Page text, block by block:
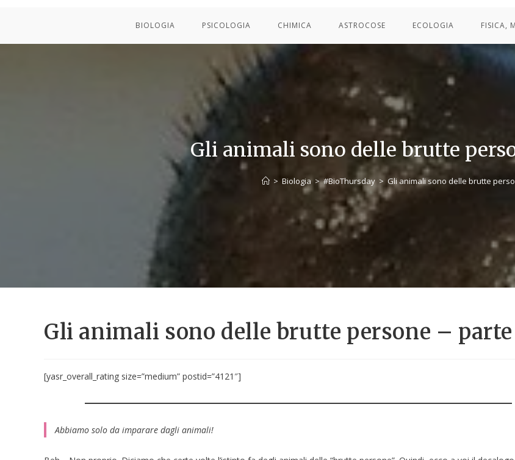
BIOLOGIA PSICOLOGIA CHIMICA ASTROCOSE ECOLOGIA FISICA,
Gli animali sono delle brutte
> Biologia > #BioThursday > Gli animali sono delle brutte
Gli animali sono delle brutte persone – parte
[yasr_overall_rating size=”medium” postid=”4121″]
Abbiamo solo da imparare dagli animali!